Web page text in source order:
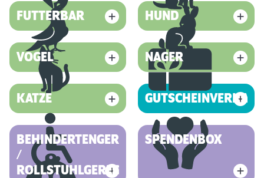
FUTTERBAR HUND
VOGEL NAGER
KATZE GUTSCHEINVERKAUF
BEHINDERTENGERECHT
/
ROLLSTUHLGERECHT
SPENDENBOX